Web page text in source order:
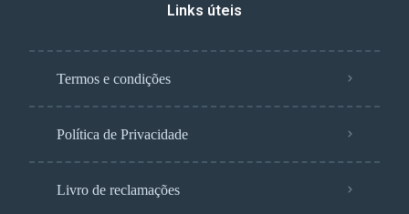
Links úteis
Termos e condições
Política de Privacidade
Livro de reclamações